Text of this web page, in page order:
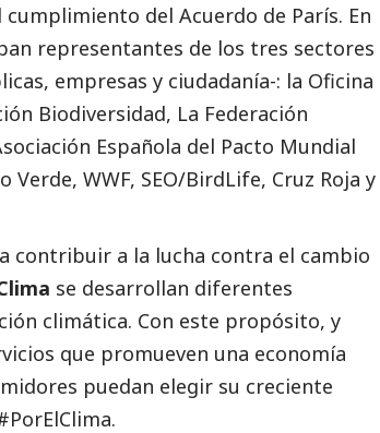
del Acuerdo de París. En
representantes de los tres sectores
empresas y ciudadanía-: la Oficina
Biodiversidad, La Federación
Española del Pacto Mundial
WWF, SEO/BirdLife, Cruz Roja y
contribuir a la lucha contra el cambio
se desarrollan diferentes
climática. Con este propósito, y
que promueven una economía
puedan elegir su creciente
.